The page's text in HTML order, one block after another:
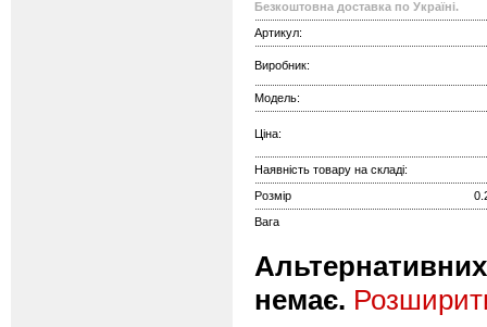
Безкоштовна доставка по Україні.
Артикул:
Виробник:
Модель:
Ціна:
Наявність товару на складі:
Розмір
Вага
Альтернативних
немає.